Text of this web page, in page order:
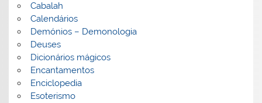
Cabalah
Calendários
Demónios – Demonologia
Deuses
Dicionários mágicos
Encantamentos
Enciclopedia
Esoterismo